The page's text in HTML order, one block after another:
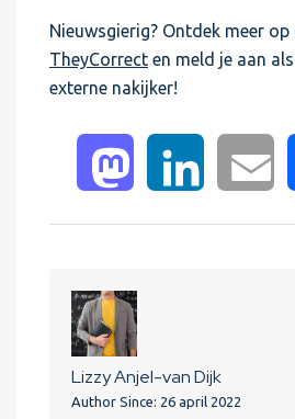
Nieuwsgierig? Ontdek meer
TheyCorrect en meld je aan
externe nakijker!
Mastodon LinkedIn
Lizzy Anjel-van Dijk
Author Since: 26 april 2022